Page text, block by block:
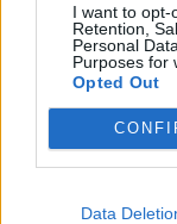
I want to opt-
Retention,
Personal
Purposes for
Opted Out
Data
επίπεδο
των δεικτών
Μέγεθος
διενεργήθηκε
και σε 22.317
οποίων 19.481